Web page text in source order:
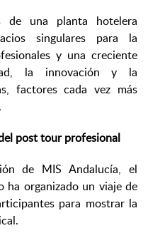
de una planta hotelera
singulares para la
y una creciente
la innovación y la
factores cada vez más
post tour profesional
de MIS Andalucía, el
ha organizado un viaje de
para mostrar la